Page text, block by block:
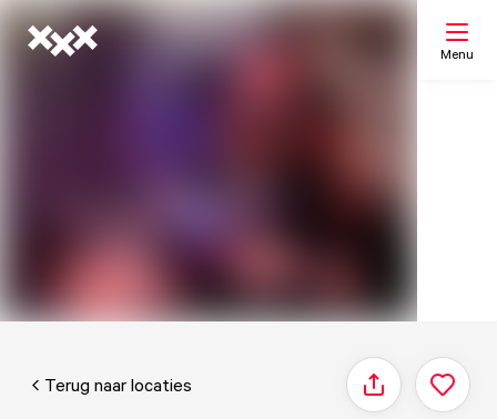
Menu
Terug naar locaties Delen